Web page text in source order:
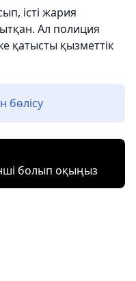
істі жария
Ал полиция
қатысты қызметтік
бөлісу
болып оқыңыз